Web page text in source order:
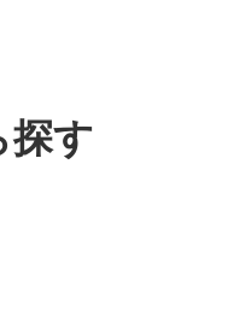
探す